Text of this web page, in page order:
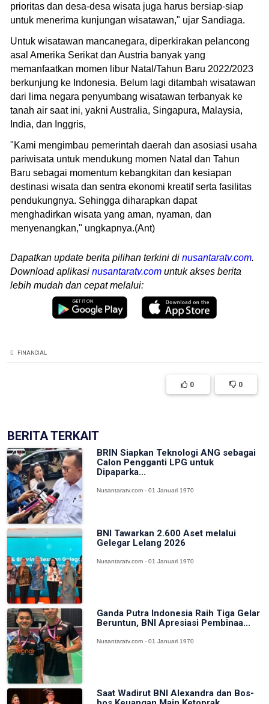
prioritas dan desa-desa wisata juga harus bersiap-siap
untuk menerima kunjungan wisatawan," ujar Sandiaga.
Untuk wisatawan mancanegara, diperkirakan pelancong
asal Amerika Serikat dan Austria banyak yang
memanfaatkan momen libur Natal/Tahun Baru 2022/2023
berkunjung ke Indonesia. Belum lagi ditambah wisatawan
dari lima negara penyumbang wisatawan terbanyak ke
tanah air saat ini, yakni Australia, Singapura, Malaysia,
India, dan Inggris,
"Kami mengimbau pemerintah daerah dan asosiasi usaha
pariwisata untuk mendukung momen Natal dan Tahun
Baru sebagai momentum kebangkitan dan kesiapan
destinasi wisata dan sentra ekonomi kreatif serta fasilitas
pendukungnya. Sehingga diharapkan dapat
menghadirkan wisata yang aman, nyaman, dan
menyenangkan," ungkapnya.(Ant)
Dapatkan update berita pilihan terkini di nusantaratv.com.
Download aplikasi nusantaratv.com untuk akses berita
lebih mudah dan cepat melalui:
FINANCIAL
0 0
BERITA TERKAIT
BRIN Siapkan Teknologi ANG sebagai
Calon Pengganti LPG untuk
Dipaparka...
Nusantaratv.com - 01 Januari 1970
BNI Tawarkan 2.600 Aset melalui
Gelegar Lelang 2026
Nusantaratv.com - 01 Januari 1970
Ganda Putra Indonesia Raih Tiga Gelar
Beruntun, BNI Apresiasi Pembinaa...
Nusantaratv.com - 01 Januari 1970
Saat Wadirut BNI Alexandra dan Bos-